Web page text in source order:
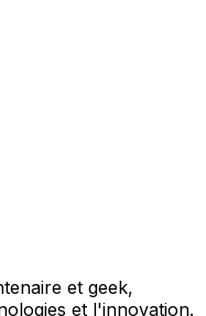
et geek,
et l'innovation.